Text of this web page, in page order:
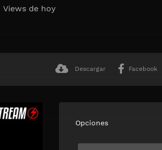
Views de hoy
Descargar Facebook
Opciones